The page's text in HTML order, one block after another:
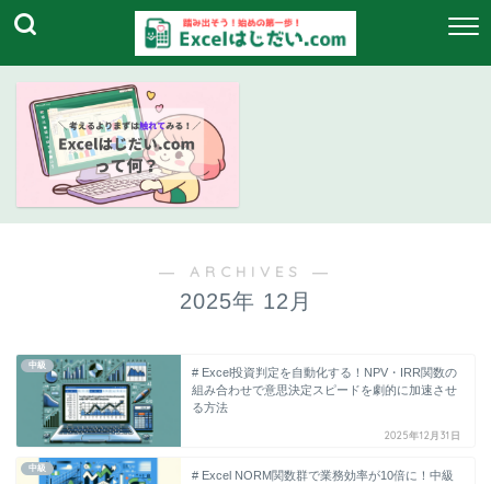
― ARCHIVES ―
2025年 12月
中級
# Excel投資判定を自動化する！NPV・IRR関数の
組み合わせで意思決定スピードを劇的に加速させ
る方法
2025年12月31日
中級
# Excel NORM関数群で業務効率が10倍に！中級